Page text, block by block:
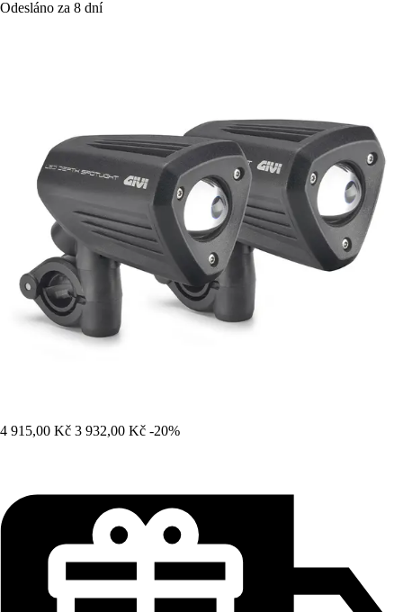
Odesláno za 8 dní
4 915,00 Kč 3 932,00 Kč -20%